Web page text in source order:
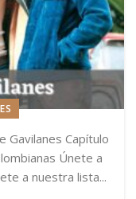
Gavilanes Capítulo
Únete a
a nuestra lista...